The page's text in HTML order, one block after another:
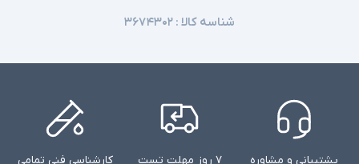
شناسه کالا : ۳۶۷۴۳۰۲
پشتیبانی و مشاوره
۷ روز مهلت تست
کارشناسی فنی تمامی